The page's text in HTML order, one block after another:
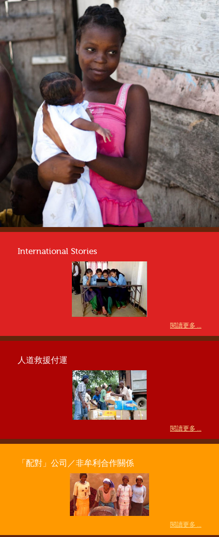
International Stories
閱讀更多 ...
人道救援付運
閱讀更多 ...
「配對」公司／非牟利合作關係
閱讀更多 ...